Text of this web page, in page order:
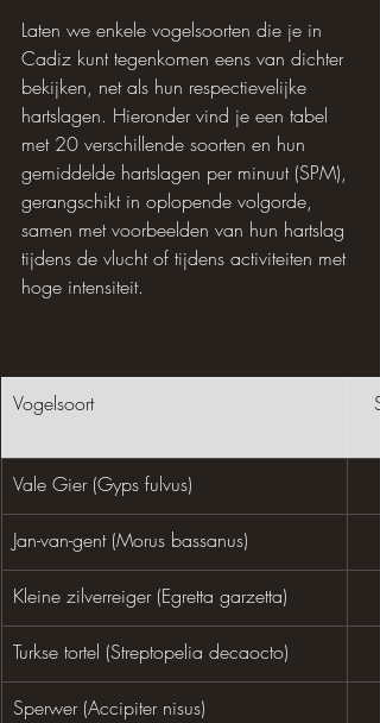
Laten we enkele vogelsoorten die je in
Cadiz kunt tegenkomen eens van dichter
bekijken, net als hun respectievelijke
hartslagen. Hieronder vind je een tabel
met 20 verschillende soorten en hun
gemiddelde hartslagen per minuut (SPM),
gerangschikt in oplopende volgorde,
samen met voorbeelden van hun hartslag
tijdens de vlucht of tijdens activiteiten met
hoge intensiteit.
Vogelsoort
Vale Gier (Gyps fulvus)
Jan-van-gent (Morus bassanus)
Kleine zilverreiger (Egretta garzetta)
Turkse tortel (Streptopelia decaocto)
Sperwer (Accipiter nisus)